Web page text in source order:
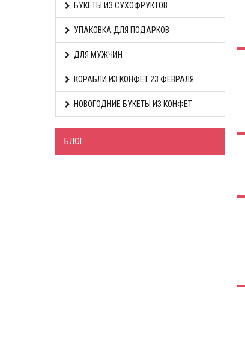
БУКЕТЫ ИЗ СУХОФРУКТОВ
УПАКОВКА ДЛЯ ПОДАРКОВ
ДЛЯ МУЖЧИН
КОРАБЛИ ИЗ КОНФЕТ 23 ФЕВРАЛЯ
НОВОГОДНИЕ БУКЕТЫ ИЗ КОНФЕТ
БЛОГ